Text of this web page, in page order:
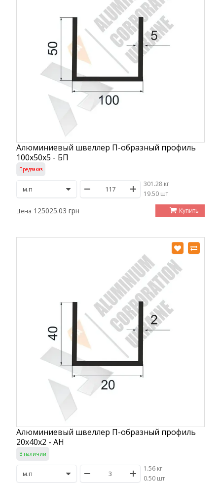
Алюминиевый швеллер П-образный профиль
100х50х5 - БП
Предзаказ
301.28 кг
/19.50 шт
Цена 125025.03 грн Купить
Алюминиевый швеллер П-образный профиль
20х40х2 - АН
В наличии
1.56 кг
/0.50 шт